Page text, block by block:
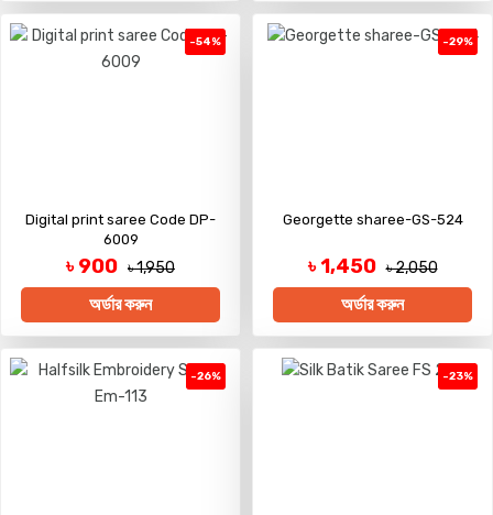
-54%
Digital print saree Code DP-
6009
৳ 900 ৳ 1,950
অর্ডার করুন
-29%
Georgette sharee-GS-524
৳ 1,450 ৳ 2,050
অর্ডার করুন
-26% -23%